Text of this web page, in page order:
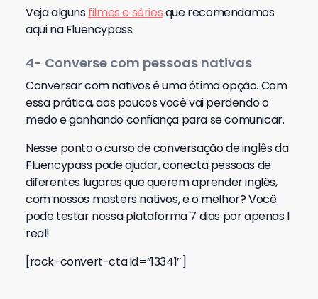
Veja algunsfilmes e sériesque recomendamos
aqui na Fluencypass.
4- Converse com pessoas nativas
Conversar com nativos é uma ótima opção. Com
essa prática, aos poucos você vai perdendo o
medo e ganhando confiança para se comunicar.
Nesse ponto o curso de conversação de inglês da
Fluencypass pode ajudar, conecta pessoas de
diferentes lugares que querem aprender inglês,
com nossos masters nativos, e o melhor? Você
pode testar nossa plataforma 7 dias por apenas 1
real!
[rock-convert-cta id=”13341″]